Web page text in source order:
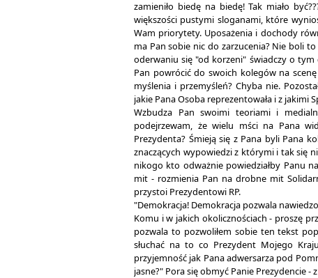
zamieniło biedę na biedę! Tak miało
większości pustymi sloganami, które
Wam priorytety. Uposażenia i dochody
ma Pan sobie nic do zarzucenia? Nie boli
oderwaniu się "od korzeni" świadczy o tym
Pan powrócić do swoich kolegów na
myślenia i przemyśleń? Chyba nie.
jakie Pana Osoba reprezentowała i z jakimi
Wzbudza Pan swoimi teoriami i
podejrzewam, że wielu mści na Pana
Prezydenta? Śmieją się z Pana byli Pana
znaczących wypowiedzi z którymi i tak się
nikogo kto odważnie powiedziałby Panu
mit - rozmienia Pan na drobne mit
przystoi Prezydentowi RP.
"Demokracja! Demokracja pozwala
Komu i w jakich okolicznościach - proszę
pozwala to pozwoliłem sobie ten tekst
słuchać na to co Prezydent Mojego
przyjemność jak Pana adwersarza pod
jasne?" Pora się obmyć Panie Prezydencie